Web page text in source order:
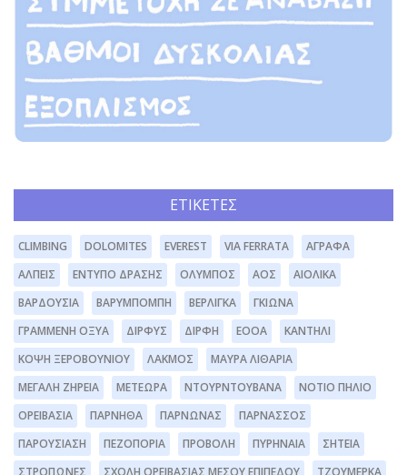
ΕΤΙΚΈΤΕΣ
CLIMBING DOLOMITES EVEREST VIA FERRATA
ΆΓΡΑΦΑ
ΆΛΠΕΙΣ
ΈΝΤΥΠΟ ΔΡΆΣΗΣ ΌΛΥΜΠΟΣ ΑΟΣ
ΑΙΟΛΙΚΆ
ΒΑΡΔΟΎΣΙΑ
ΒΑΡΥΜΠΌΜΠΗ ΒΕΡΛΊΓΚΑ
ΓΚΙΏΝΑ
ΓΡΑΜΜΈΝΗ ΟΞΥΆ
ΔΊΡΦΥΣ ΔΙΡΦΗ ΕΟΟΑ
ΚΑΝΤΉΛΙ
ΚΌΨΗ ΞΕΡΟΒΟΥΝΊΟΥ
ΛΆΚΜΟΣ
ΜΑΥΡΑ ΛΙΘΆΡΙΑ
ΜΕΓΆΛΗ ΖΉΡΕΙΑ
ΜΕΤΈΩΡΑ ΝΤΟΥΡΝΤΟΥΒΆΝΑ
ΝΌΤΙΟ ΠΉΛΙΟ
ΟΡΕΙΒΑΣΊΑ
ΠΆΡΝΗΘΑ ΠΆΡΝΩΝΑΣ
ΠΑΡΝΑΣΣΌΣ
ΠΑΡΟΥΣΊΑΣΗ
ΠΕΖΟΠΟΡΊΑ ΠΡΟΒΟΛΉ ΠΥΡΗΝΑΊΑ
ΣΗΤΕΊΑ
ΣΤΡΌΠΩΝΕΣ
ΣΧΟΛΉ ΟΡΕΙΒΑΣΊΑΣ ΜΈΣΟΥ ΕΠΙΠΈΔΟΥ ΤΖΟΥΜΈΡΚΑ